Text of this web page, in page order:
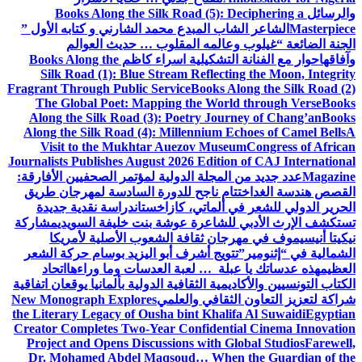
Books Along the Silk Road
محمد الشارني و كتابه الأول ”
المقلوب … حديث العوالم
اسراء كاظمBooks Along the
Silk Road (1): Blue Stream
Fragrant Through Public Service
The Global Poet: Mapping the
Along the Silk Road (3): Poetry
Along the Silk Road (4):
Visit to the Mukhtar Auezov
Journalists Publishes August 2026
الدولية لمؤتمر الصحفيين الأفارقة:
ناجح للدورة السادسة لمهرجان طريق
كازاخستاندراسة نقدية جديدة
عوشة بنت خليفة السويدي مشاركة
ثقافة الشعوب الأصلية لأمريكا
أشرف أبو اليزيد بوسام حركة الشعر
… لعبة العدسات وما وراءهااتحاد
الثقافية الدولية بألمانيا يوقعان اتفاقية
والعلميNew Monograph Explores
the Literary Legacy of Ousha bint
Creator Completes Two-Year
Project and Opens Discussions
Dr. Mohamed Abdel Maqsoud…